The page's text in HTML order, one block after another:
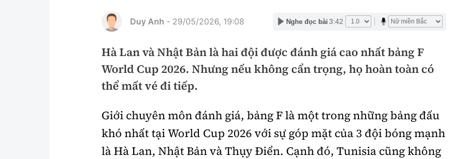
Đường sắt tốc độ cao
Đường thủy
Mời thầu - Đấu thầu
Doanh nghiệp
An toàn giao thông
Giao thông 24h
Văn hóa giao thông
Lái xe an toàn
Duy Anh - 29/05/2026, 19:08 Nghe đọc bài 3:42
Hà Lan và Nhật Bản là hai đội được đánh giá cao nhất bảng F
World Cup 2026. Nhưng nếu không cẩn trọng, họ hoàn toàn có
thể mất vé đi tiếp.
Giới chuyên môn đánh giá, bảng F là một trong những bảng đấu
khó nhất tại World Cup 2026 với sự góp mặt của 3 đội bóng mạnh
là Hà Lan, Nhật Bản và Thụy Điển. Cạnh đó, Tunisia cũng không